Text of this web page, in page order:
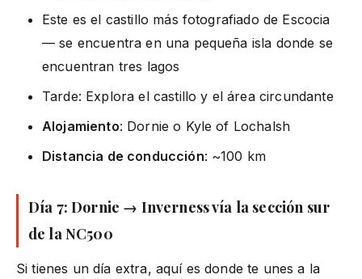
Este es el castillo más fotografiado de Escocia
— se encuentra en una pequeña isla donde se
encuentran tres lagos
Tarde: Explora el castillo y el área circundante
Alojamiento: Dornie o Kyle of Lochalsh
Distancia de conducción: ~100 km
Día 7: Dornie → Inverness vía la sección sur
de la NC500
Si tienes un día extra, aquí es donde te unes a la